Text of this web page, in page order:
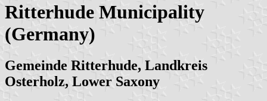
Ritterhude Municipality
(Germany)
Gemeinde Ritterhude, Landkreis
Osterholz, Lower Saxony